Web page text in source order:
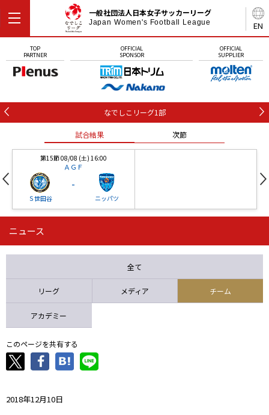
EN
一般社団法人日本女子サッカーリーグ
Japan Women's Football League
TOP
PARTNER
OFFICIAL
SPONSOR
OFFICIAL
SUPPLIER
なでしこリーグ1部
試合結果 次節
第15節 08/08 (土) 16:00
ＡＧＦ
Ｓ世田谷
-
ニッパツ
第16節 09/05 (土) 15:00
ニッパツ 石人の星
ニュース
全て
リーグ メディア チーム
アカデミー
このページを共有する
2018年12月10日